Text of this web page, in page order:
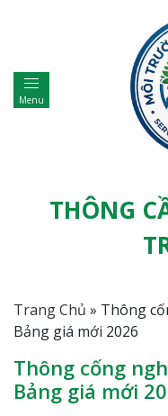
Menu
THÔNG
Trang Chủ » Thông
Bảng giá mới 2026
Thông cống
Bảng giá mới